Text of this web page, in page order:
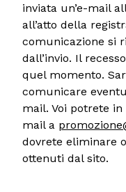
inviata un’e-mail
all’atto della
comunicazione si
dall’invio. Il
quel momento.
comunicare
mail. Voi potrete
mail a
dovrete eliminare
ottenuti dal sito.